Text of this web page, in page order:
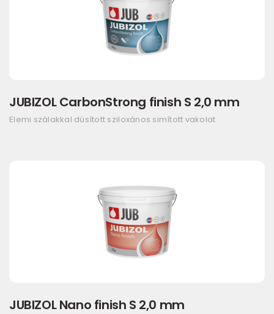
JUBIZOL CarbonStrong finish S 2,0 mm
Elemi szálakkal dúsított sziloxános simított vakolat
JUBIZOL Nano finish S 2,0 mm